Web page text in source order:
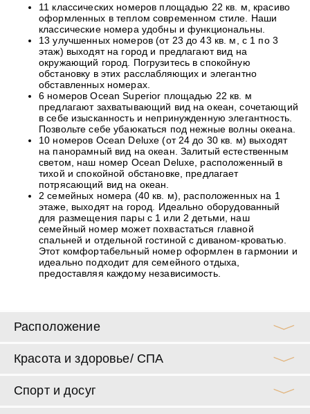
11 классических номеров площадью 22 кв. м, красиво
оформленных в теплом современном стиле. Наши
классические номера удобны и функциональны.
13 улучшенных номеров (от 23 до 43 кв. м, с 1 по 3
этаж) выходят на город и предлагают вид на
окружающий город. Погрузитесь в спокойную
обстановку в этих расслабляющих и элегантно
обставленных номерах.
6 номеров Ocean Superior площадью 22 кв. м
предлагают захватывающий вид на океан, сочетающий
в себе изысканность и непринужденную элегантность.
Позвольте себе убаюкаться под нежные волны океана.
10 номеров Ocean Deluxe (от 24 до 30 кв. м) выходят
на панорамный вид на океан. Залитый естественным
светом, наш номер Ocean Deluxe, расположенный в
тихой и спокойной обстановке, предлагает
потрясающий вид на океан.
2 семейных номера (40 кв. м), расположенных на 1
этаже, выходят на город. Идеально оборудованный
для размещения пары с 1 или 2 детьми, наш
семейный номер может похвастаться главной
спальней и отдельной гостиной с диваном-кроватью.
Этот комфортабельный номер оформлен в гармонии и
идеально подходит для семейного отдыха,
предоставляя каждому независимость.
Расположение
Красота и здоровье/ СПА
Спорт и досуг